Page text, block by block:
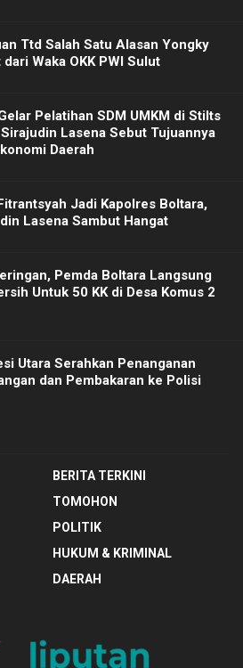
Ttd Salah Satu Alasan Yongky
Waka OKK PWI Sulut
Pelatihan SDM UMKM di Stilts
Lasena Sebut Tujuannya
Daerah
Jadi Kapolres Boltara,
Lasena Sambut Hangat
Pemda Boltara Langsung
Untuk 50 KK di Desa Komus 2
Utara Serahkan Penanganan
dan Pembakaran ke Polisi
BERITA TERKINI
TOMOHON
POLITIK
HUKUM & KRIMINAL
DAERAH